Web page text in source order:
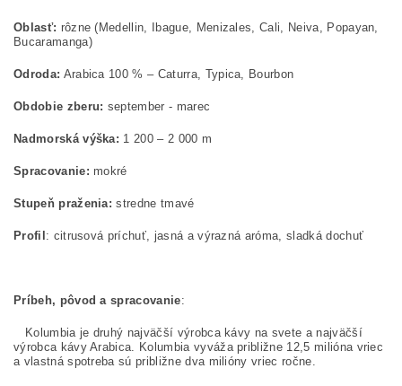
Oblasť: rôzne (Medellin, Ibague, Menizales, Cali, Neiva, Popayan,
Bucaramanga)
Odroda: Arabica 100 % – Caturra, Typica, Bourbon
Obdobie zberu: september - marec
Nadmorská výška: 1 200 – 2 000 m
Spracovanie: mokré
Stupeň praženia: stredne tmavé
Profil : citrusová príchuť, jasná a výrazná aróma, sladká dochuť
Príbeh, pôvod a spracovanie:
Kolumbia je druhý najväčší výrobca kávy na svete a najväčší
výrobca kávy Arabica. Kolumbia vyváža približne 12,5 milióna vriec
a vlastná spotreba sú približne dva milióny vriec ročne.